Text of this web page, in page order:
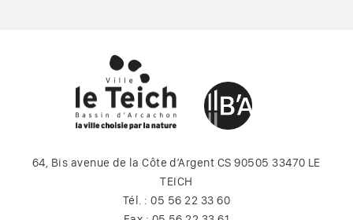
64, Bis avenue de la Côte d’Argent CS 90505 33470 LE
TEICH
Tél. : 05 56 22 33 60